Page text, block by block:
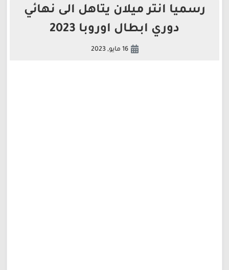
رسميا انتر ميلان يتاهل الى نهائي
دوري ابطال اوروبا 2023
16 مايو, 2023